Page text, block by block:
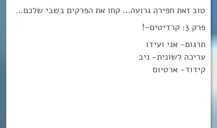
טוב זאת חפירה גרועה… קחו את הפרקים בשבי שלכם…
פרק 3: קרדיטים~!
תרגום- אני ועידו
עריכה לשונית- ניב
קידוד- ארטיום